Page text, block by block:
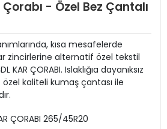
- Özel Bez Çantalı
kısa mesafelerde
zincirlerine alternatif özel tekstil
KAR ÇORABI. Islaklığıa dayanıksız
kaliteli kumaş çantası ile
ÇORABI 265/45R20